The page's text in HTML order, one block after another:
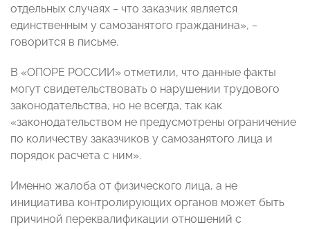
отдельных случаях ‒ что заказчик является
единственным у самозанятого гражданина», ‒
говорится в письме.
В «ОПОРЕ РОССИИ» отметили, что данные факты
могут свидетельствовать о нарушении трудового
законодательства, но не всегда, так как
«законодательством не предусмотрены ограничение
по количеству заказчиков у самозанятого лица и
порядок расчета с ним».
Именно жалоба от физического лица, а не
инициатива контролирующих органов может быть
причиной переквалификации отношений с